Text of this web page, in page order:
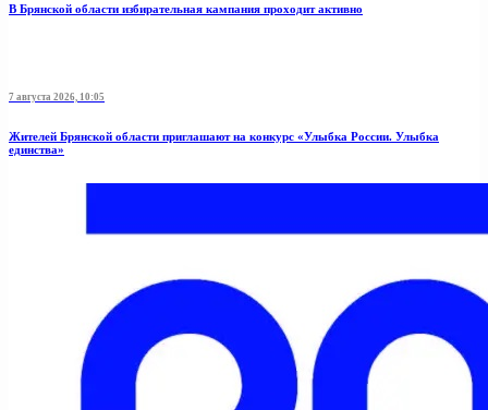
В Брянской области избирательная кампания проходит активно
7 августа 2026, 10:05
Жителей Брянской области приглашают на конкурс «Улыбка России. Улыбка
единства»